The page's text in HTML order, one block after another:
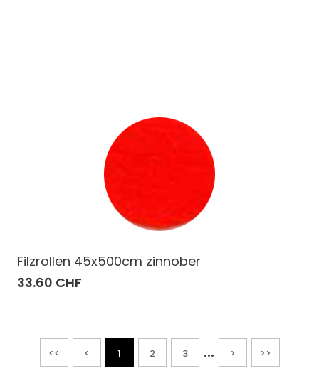
Filzrollen 45x500cm zinnober
33.60 CHF
<< < 1 2 3 ... > >>